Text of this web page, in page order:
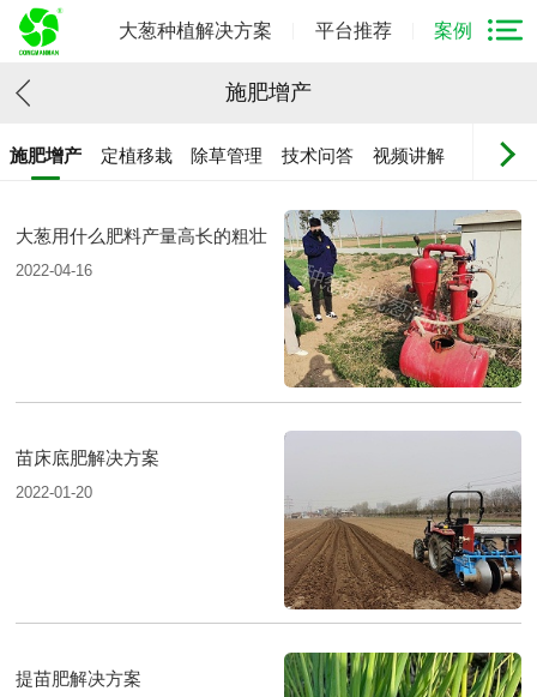
大葱种植解决方案 平台推荐 案例
施肥增产
施肥增产 定植移栽 除草管理 技术问答 视频讲解
大葱用什么肥料产量高长的粗壮
2022-04-16
苗床底肥解决方案
2022-01-20
提苗肥解决方案